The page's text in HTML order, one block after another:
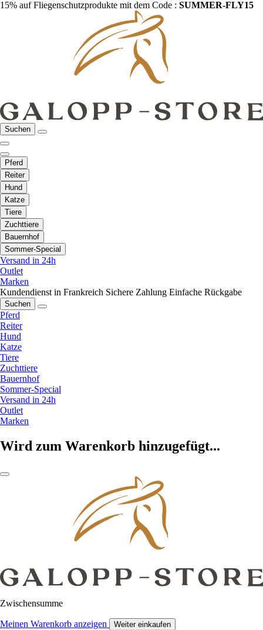
15% auf Fliegenschutzprodukte mit dem Code : SUMMER-FLY15
Suchen
Pferd
Reiter
Hund
Katze
Tiere
Zuchttiere
Bauernhof
Sommer-Special
Versand in 24h
Outlet
Marken
Kundendienst in Frankreich Sichere Zahlung Einfache Rückgabe
Suchen
Pferd
Reiter
Hund
Katze
Tiere
Zuchttiere
Bauernhof
Sommer-Special
Versand in 24h
Outlet
Marken
Wird zum Warenkorb hinzugefügt...
Zwischensumme
Meinen Warenkorb anzeigen Weiter einkaufen